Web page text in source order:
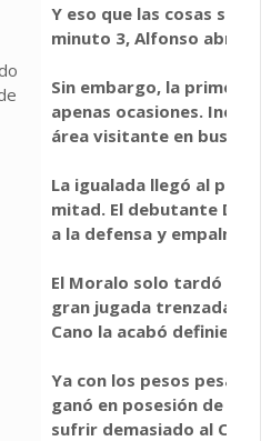
Y eso que las cosas se
minuto 3, Alfonso abría
Sin embargo, la primera
apenas ocasiones.
área visitante en busca
La igualada llegó al poco
mitad. El debutante
a la defensa y empalmó a
El Moralo solo tardó un
gran jugada trenzada por
Cano la acabó definiendo
Ya con los pesos
ganó en posesión de
sufrir demasiado al